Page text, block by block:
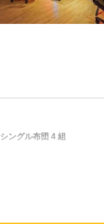
シングル布団 4 組